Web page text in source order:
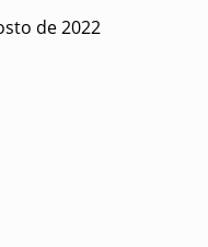
de 2022